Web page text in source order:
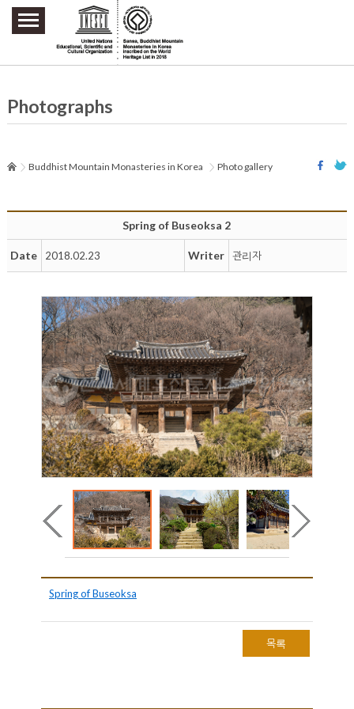
주요메뉴 바로가기
본문 바로가기
하단메뉴 바로가기
Photographs
Buddhist Mountain Monasteries in Korea Photo gallery
Spring of Buseoksa 2
Date 2018.02.23 Writer 관리자
Spring of Buseoksa
목록